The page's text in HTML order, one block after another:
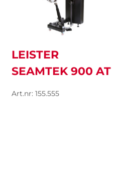
LEISTER
SEAMTEK 900 AT
Art.nr: 155.555